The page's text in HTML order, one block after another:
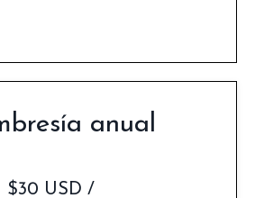
anual
$30 USD /